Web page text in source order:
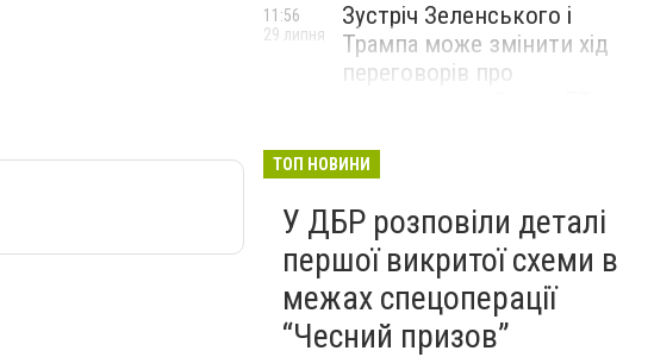
Зустріч Зеленського і
Трампа може змінити хід
переговорів про
11:56
29 липня
ТОП НОВИНИ
У ДБР розповіли деталі
першої викритої схеми в
межах спецоперації
“Чесний призов”